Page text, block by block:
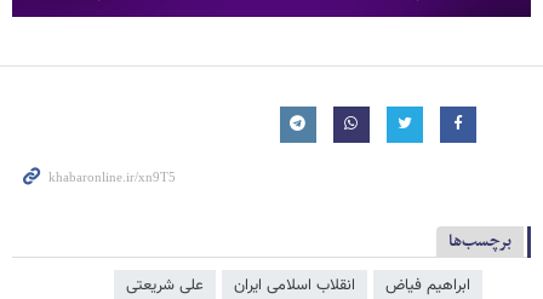
برچسب‌ها
ابراهیم فیاض انقلاب اسلامی ایران علی شریعتی